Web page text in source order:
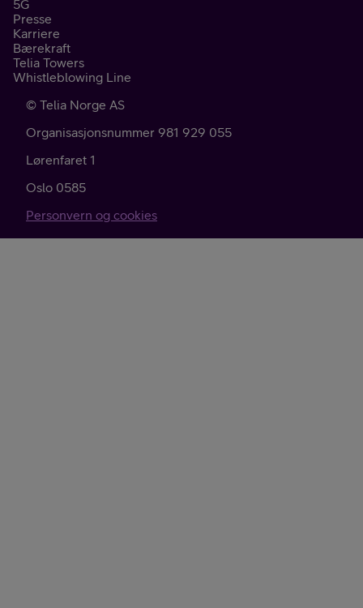
5G
Presse
Karriere
Bærekraft
Telia Towers
Whistleblowing Line
© Telia Norge AS
Organisasjonsnummer 981 929 055
Lørenfaret 1
Oslo 0585
Personvern og cookies